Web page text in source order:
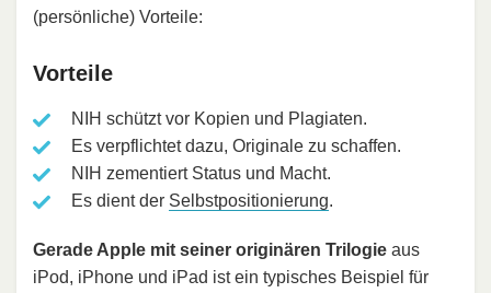
(persönliche) Vorteile:
Vorteile
NIH schützt vor Kopien und Plagiaten.
Es verpflichtet dazu, Originale zu schaffen.
NIH zementiert Status und Macht.
Es dient der Selbstpositionierung.
Gerade Apple mit seiner originären Trilogie aus
iPod, iPhone und iPad ist ein typisches Beispiel für